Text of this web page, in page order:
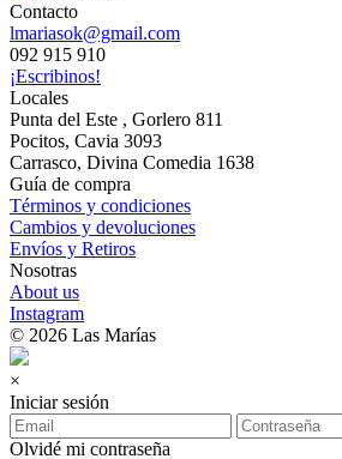
Contacto
lmariasok@gmail.com
092 915 910
¡Escribinos!
Locales
Punta del Este , Gorlero 811
Pocitos, Cavia 3093
Carrasco, Divina Comedia 1638
Guía de compra
Términos y condiciones
Cambios y devoluciones
Envíos y Retiros
Nosotras
About us
Instagram
© 2026 Las Marías
×
Iniciar sesión
Olvidé mi contraseña